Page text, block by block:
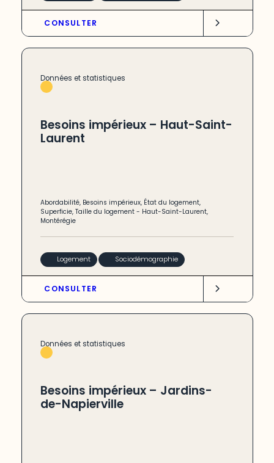
CONSULTER
Données et statistiques
Besoins impérieux – Haut-Saint-
Laurent
Abordabilité, Besoins impérieux, État du logement,
Superficie,Taille du logement - Haut-Saint-Laurent,
Montérégie
Logement Sociodémographie
CONSULTER
Données et statistiques
Besoins impérieux – Jardins-
de-Napierville